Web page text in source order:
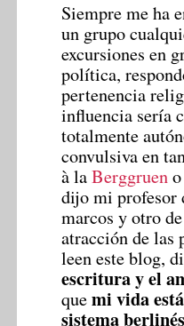
Siempre me ha
un grupo
excursiones en
política,
pertenencia
influencia sería
totalmente
convulsiva en
à laBerggrueno
dijo mi profesor
marcos y otro
atracción de las
leen este blog,
escritura y el
quemi vida
sistema